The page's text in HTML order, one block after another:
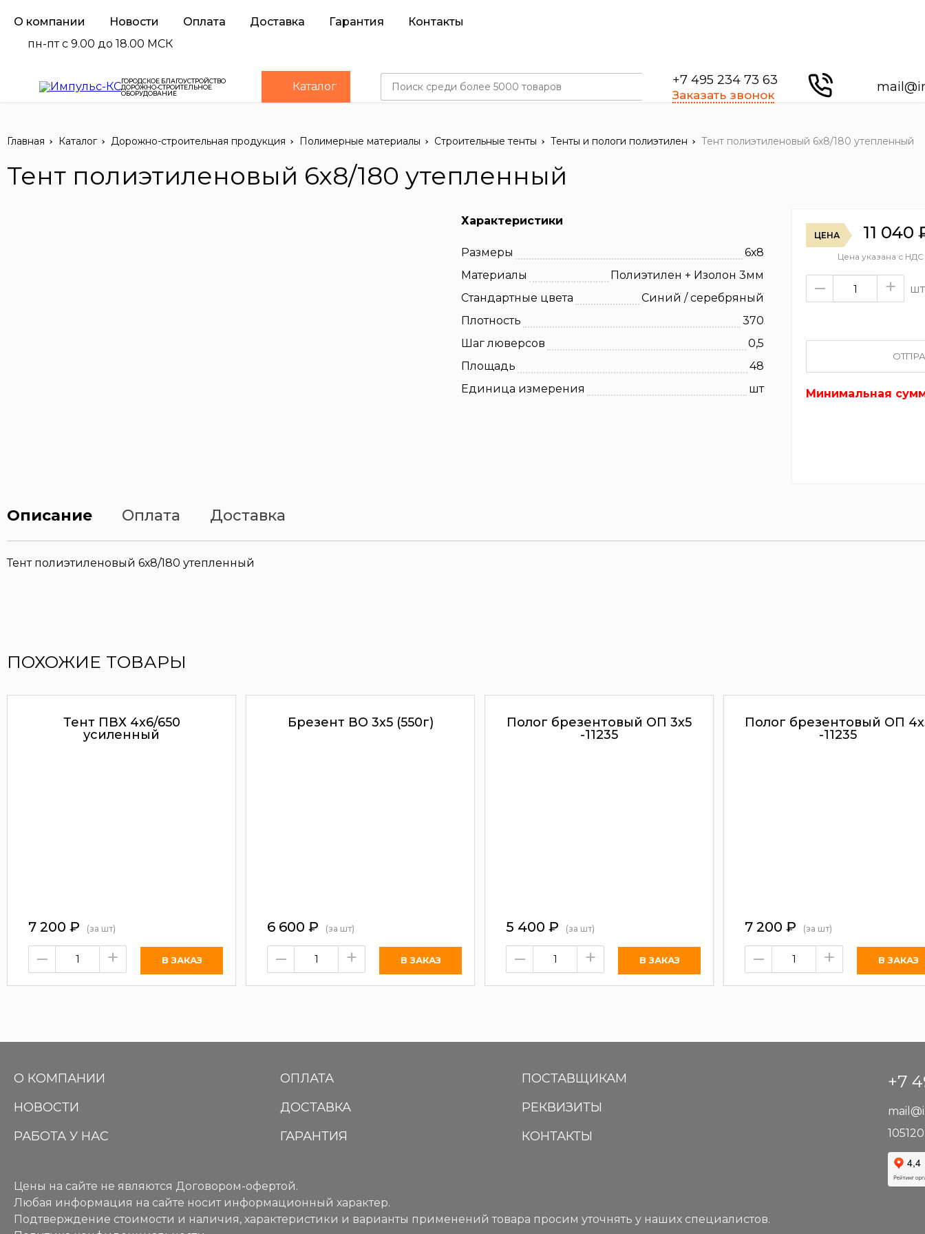
О компании Новости Оплата Доставка Гарантия
Контакты
пн-пт с 9.00 до 18.00 МСК
ГОРОДСКОЕ БЛАГОУСТРОЙСТВО
ДОРОЖНО-СТРОИТЕЛЬНОЕ
ОБОРУДОВАНИЕ
Каталог +7 495 234 73 63
Заказать звонок
Главная Каталог Дорожно-строительная продукция Полимерные материалы Строительные тенты Тенты и пологи полиэтилен Тент полиэтиленовый 6х8/180 утепленный
Тент полиэтиленовый 6х8/180 утепленный
Характеристики
Размеры
6х8
Материалы
Полиэтилен + Изолон 3мм
Стандартные цвета
Синий / серебряный
Плотность
370
Шаг люверсов
0,5
Площадь
48
Единица измерения
шт
ЦЕНА 11 040
Цена указана с НДС
– + шт
Минимальная
Описание Оплата Доставка
Тент полиэтиленовый 6х8/180 утепленный
ПОХОЖИЕ ТОВАРЫ
Тент ПВХ 4х6/650
усиленный
7 200 ₽ (за шт)
– +
Брезент ВО 3х5 (550г)
6 600 ₽ (за шт)
– +
Полог брезентовый ОП 3х5
-11235
5 400 ₽ (за шт)
– +
Полог брезентовый ОП
-11235
7 200 ₽ (за шт)
– +
О КОМПАНИИ
НОВОСТИ
РАБОТА У НАС
ОПЛАТА
ДОСТАВКА
ГАРАНТИЯ
ПОСТАВЩИКАМ
РЕКВИЗИТЫ
КОНТАКТЫ
Цены на сайте не являются Договором-офертой.
Любая информация на сайте носит информационный характер.
Подтверждение стоимости и наличия, характеристики и варианты применений товара просим уточнять у наших специалистов.
+7